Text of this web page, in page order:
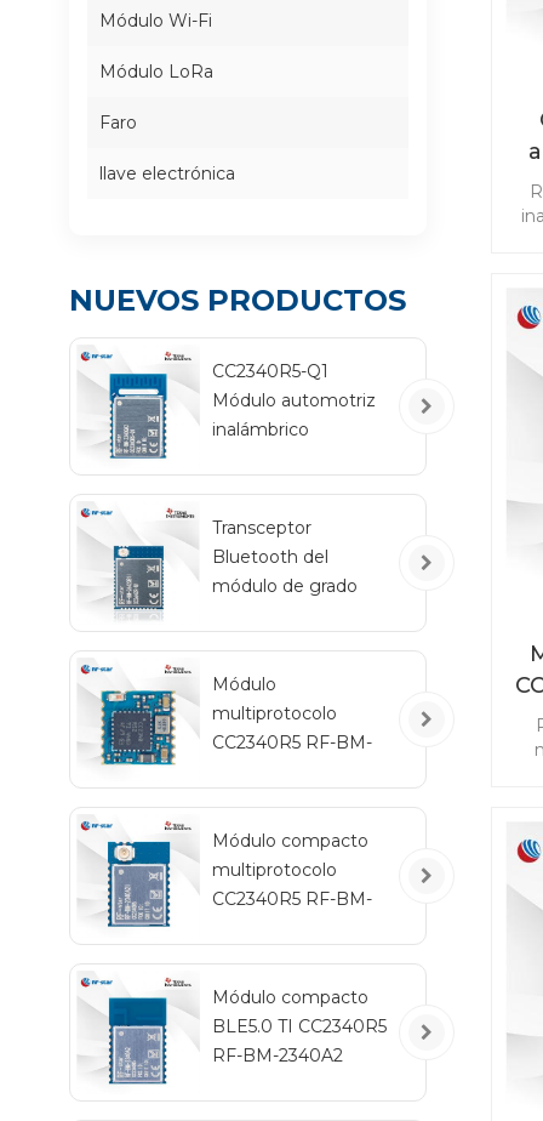
Módulo Wi-Fi
Módulo LoRa
Faro
llave electrónica
NUEVOS PRODUCTOS
CC2340R5-Q1
Módulo automotriz
inalámbrico
2340QB1
Transceptor
Bluetooth del
módulo de grado
vehículos
Módulo
multiprotocolo
CC2340R5 RF-BM-
Módulo compacto
multiprotocolo
CC2340R5 RF-BM-
Módulo compacto
BLE5.0 TI CC2340R5
RF-BM-2340A2